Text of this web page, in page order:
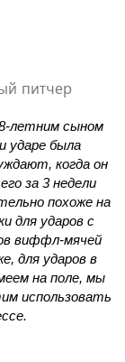
питчер
летним сыном
ударе была
когда он
за 3 недели
похоже на
для ударов с
виффл-мячей
для ударов в
на поле, мы
использовать